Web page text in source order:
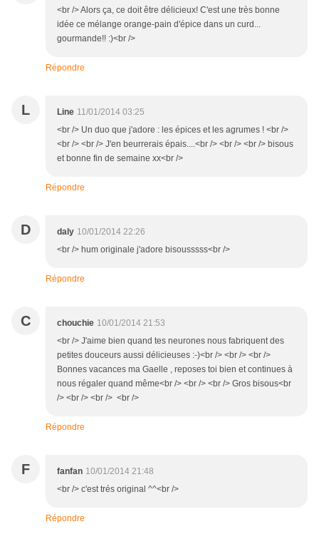
<br /> Alors ça, ce doit être délicieux! C'est une très bonne
idée ce mélange orange-pain d'épice dans un curd...
gourmande!! :)<br />
Répondre
L Line 11/01/2014 03:25
<br /> Un duo que j'adore : les épices et les agrumes ! <br />
<br /> <br /> J'en beurrerais épais....<br /> <br /> <br /> bisous
et bonne fin de semaine xx<br />
Répondre
D daly 10/01/2014 22:26
<br /> hum originale j'adore bisousssss<br />
Répondre
C chouchie 10/01/2014 21:53
<br /> J'aime bien quand tes neurones nous fabriquent des
petites douceurs aussi délicieuses :-)<br /> <br /> <br />
Bonnes vacances ma Gaelle , reposes toi bien et continues à
nous régaler quand même<br /> <br /> <br /> Gros bisous<br
/> <br /> <br /> <br />
Répondre
F fanfan 10/01/2014 21:48
<br /> c'est trés original ^^<br />
Répondre